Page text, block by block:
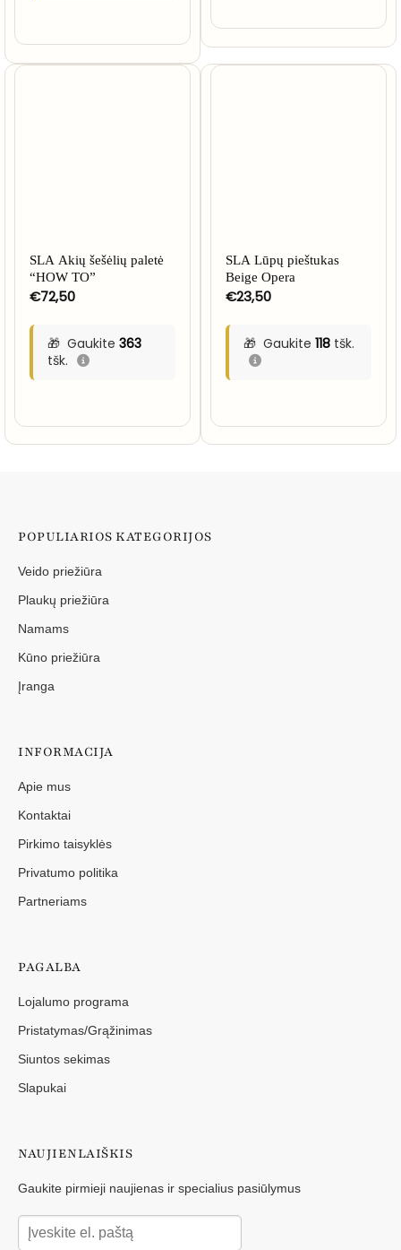
SLA Akių šešėlių paletė
“HOW TO”
€72,50
Gaukite 363
tšk.
SLA Lūpų pieštukas
Beige Opera
€23,50
Gaukite 118tšk.
POPULIARIOS KATEGORIJOS
Veido priežiūra
Plaukų priežiūra
Namams
Kūno priežiūra
Įranga
INFORMACIJA
Apie mus
Kontaktai
Pirkimo taisyklės
Privatumo politika
Partneriams
PAGALBA
Lojalumo programa
Pristatymas/Grąžinimas
Siuntos sekimas
Slapukai
NAUJIENLAIŠKIS
Gaukite pirmieji naujienas ir specialius pasiūlymus